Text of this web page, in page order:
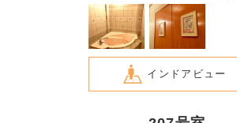
インドアビュー